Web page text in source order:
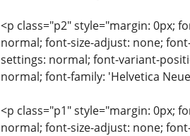
<p class="p2" style="margin: 0px;
normal; font-size-adjust: none;
settings: normal; font-variant-
normal; font-family: 'Helvetica
<p class="p1" style="margin: 0px;
normal; font-size-adjust: none;